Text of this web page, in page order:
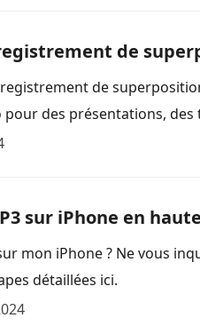
de
de
des présentations,
sur iPhone en
mon iPhone ? Ne vous
détaillées ici.